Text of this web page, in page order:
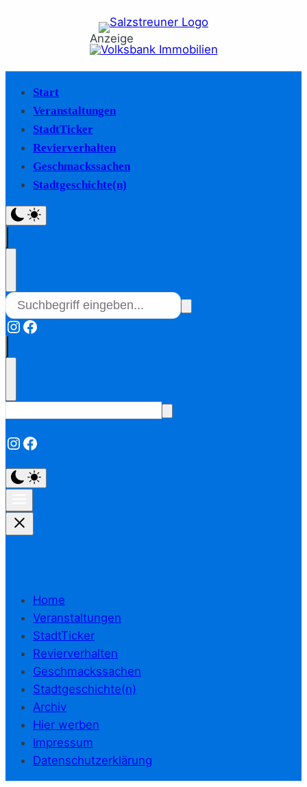
Anzeige
Start
Veranstaltungen
StadtTicker
Revierverhalten
Geschmackssachen
Stadtgeschichte(n)
Instagram
Facebook
Instagram
Facebook
Home
Veranstaltungen
StadtTicker
Revierverhalten
Geschmackssachen
Stadtgeschichte(n)
Archiv
Hier werben
Impressum
Datenschutzerklärung